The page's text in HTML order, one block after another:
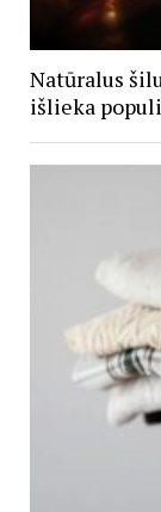
Natūralus
išlieka